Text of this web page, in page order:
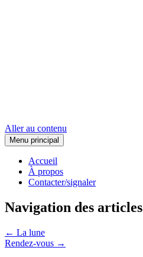
Aller au contenu
Menu principal
Accueil
À propos
Contacter/signaler
Navigation des articles
← La lune
Rendez-vous →